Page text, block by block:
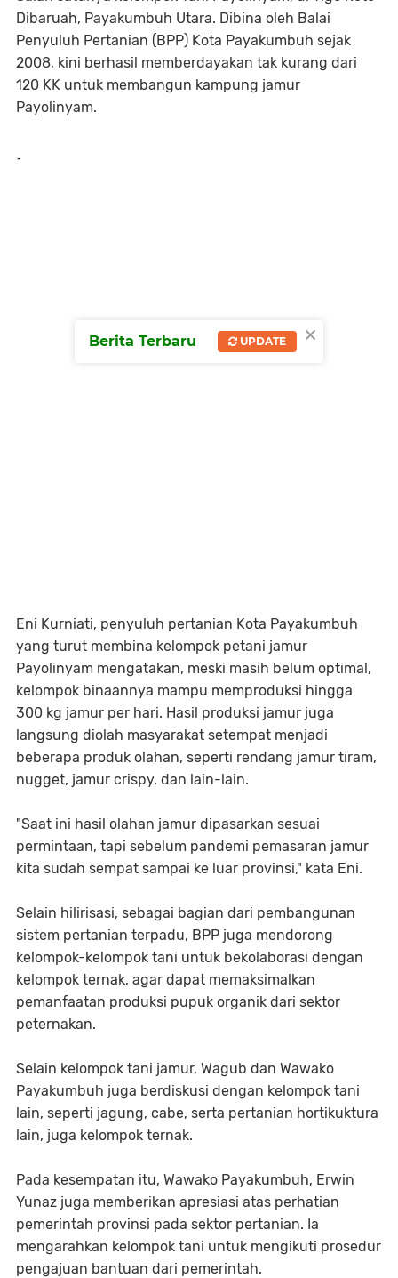
Dibaruah, Payakumbuh Utara. Dibina oleh Balai
Penyuluh Pertanian (BPP) Kota Payakumbuh sejak
2008, kini berhasil memberdayakan tak kurang dari
120 KK untuk membangun kampung jamur
Payolinyam.
-
Eni Kurniati, penyuluh pertanian Kota Payakumbuh
yang turut membina kelompok petani jamur
Payolinyam mengatakan, meski masih belum optimal,
kelompok binaannya mampu memproduksi hingga
300 kg jamur per hari. Hasil produksi jamur juga
langsung diolah masyarakat setempat menjadi
beberapa produk olahan, seperti rendang jamur tiram,
nugget, jamur crispy, dan lain-lain.
"Saat ini hasil olahan jamur dipasarkan sesuai
permintaan, tapi sebelum pandemi pemasaran jamur
kita sudah sempat sampai ke luar provinsi," kata Eni.
Selain hilirisasi, sebagai bagian dari pembangunan
sistem pertanian terpadu, BPP juga mendorong
kelompok-kelompok tani untuk bekolaborasi dengan
kelompok ternak, agar dapat memaksimalkan
pemanfaatan produksi pupuk organik dari sektor
peternakan.
Selain kelompok tani jamur, Wagub dan Wawako
Payakumbuh juga berdiskusi dengan kelompok tani
lain, seperti jagung, cabe, serta pertanian hortikuktura
lain, juga kelompok ternak.
Pada kesempatan itu, Wawako Payakumbuh, Erwin
Yunaz juga memberikan apresiasi atas perhatian
pemerintah provinsi pada sektor pertanian. Ia
mengarahkan kelompok tani untuk mengikuti prosedur
pengajuan bantuan dari pemerintah.
×
Berita Terbaru UPDATE